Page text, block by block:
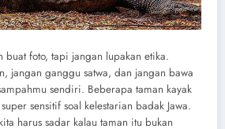
buat foto, tapi jangan lupakan etika.
jangan ganggu satwa, dan jangan bawa
sendiri. Beberapa taman kayak
sensitif soal kelestarian badak Jawa.
harus sadar kalau taman itu bukan